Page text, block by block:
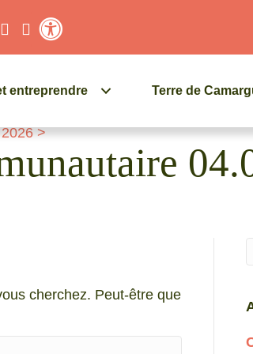
entreprendre Terre de
2026>
cherchez. Peut-être que